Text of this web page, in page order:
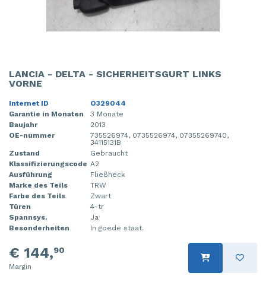
LANCIA - DELTA - SICHERHEITSGURT LINKS
VORNE
Internet ID
O329044
Garantie in Monaten
3 Monate
Baujahr
2013
OE-nummer
735526974, 0735526974, 07355269740,
34115131B
Zustand
Gebraucht
Klassifizierungscode A2
Ausführung
Fließheck
Marke des Teils
TRW
Farbe des Teils
Zwart
Türen
4-tr
Spannsys.
Ja
Besonderheiten
In goede staat.
€ 144,90
Margin